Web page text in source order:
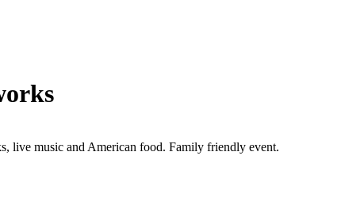
live music and American food. Family friendly event.